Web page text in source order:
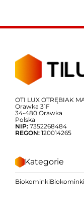
OTI LUX OTRĘBIAK
Orawka 31F
34-480 Orawka
Polska
NIP: 7352268484
REGON: 120014265
Kategorie
BiokominkiBiokominki